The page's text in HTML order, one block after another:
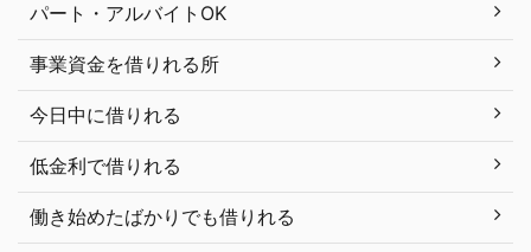
パート・アルバイトOK
事業資金を借りれる所
今日中に借りれる
低金利で借りれる
働き始めたばかりでも借りれる